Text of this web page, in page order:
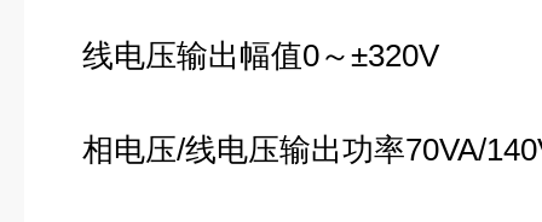
线电压输出幅值0～±320V
相电压/线电压输出功率70VA/